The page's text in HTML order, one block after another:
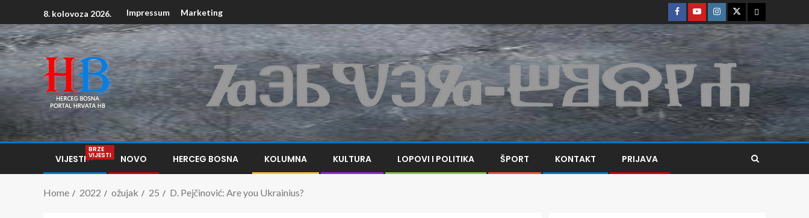
8. kolovoza 2026. Impressum Marketing
VIJESTI
BRZE
VIJESTI NOVO HERCEG BOSNA KOLUMNA KULTURA LOPOVI I POLITIKA ŠPORT KONTAKT PRIJAVA
Home 2022 ožujak 25 D. Pejčinović: Are you Ukrainius?